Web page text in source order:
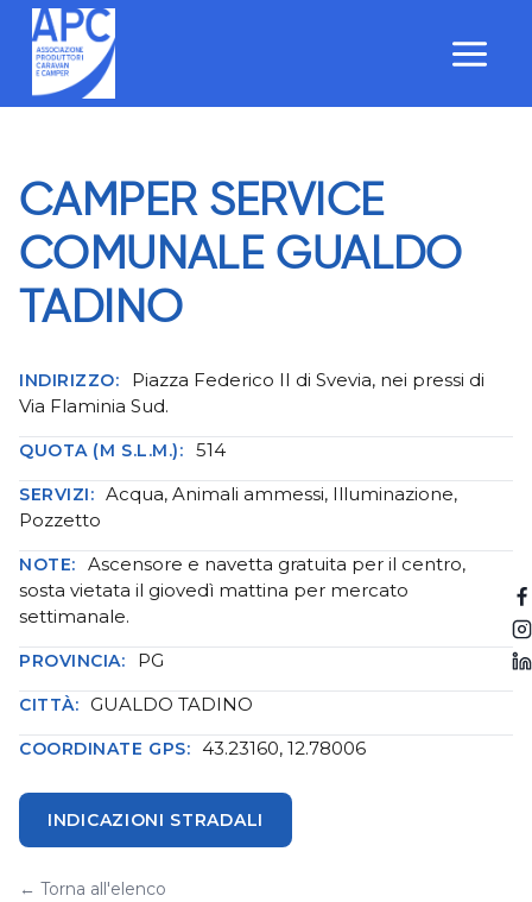
Salta
contenuto
CAMPER SERVICE
COMUNALE GUALDO
TADINO
INDIRIZZO:
Piazza Federico II di Svevia, nei pressi di
Via Flaminia Sud.
QUOTA (M S.L.M.): 514
SERVIZI: Acqua, Animali ammessi, Illuminazione,
Pozzetto
NOTE:
Ascensore e navetta gratuita per il centro,
sosta vietata il giovedì mattina per mercato
settimanale.
PROVINCIA: PG
CITTÀ: GUALDO TADINO
COORDINATE GPS: 43.23160, 12.78006
INDICAZIONI STRADALI
← Torna all'elenco